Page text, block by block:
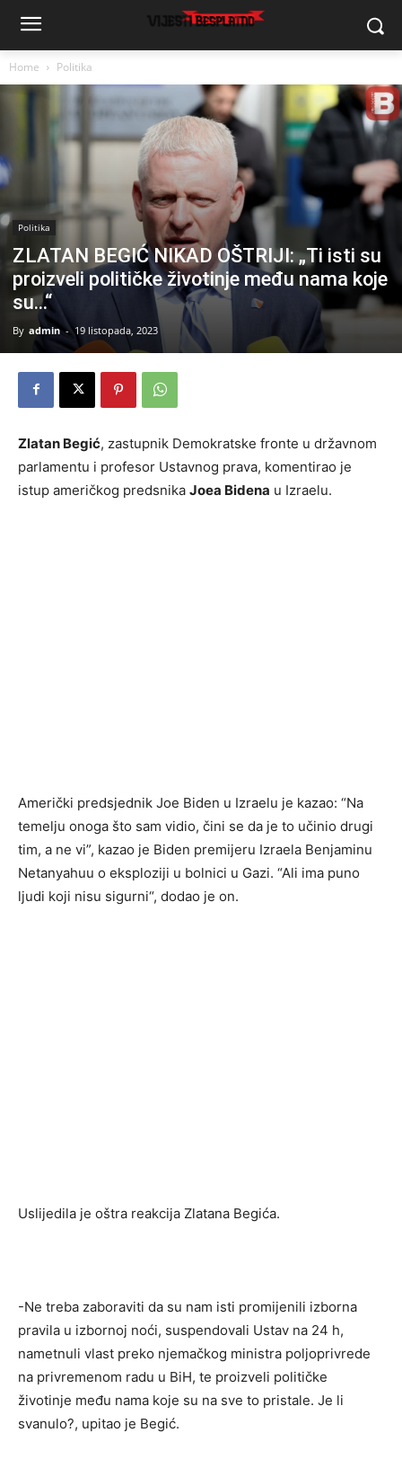
Home Politika
Politika
ZLATAN BEGIĆ NIKAD OŠTRIJI: „Ti isti su
proizveli političke životinje među nama koje
su…“
By admin - 19 listopada, 2023
Zlatan Begić, zastupnik Demokratske fronte u državnom
parlamentu i profesor Ustavnog prava, komentirao je
istup američkog predsnika Joea Bidena u Izraelu.
Američki predsjednik Joe Biden u Izraelu je kazao: “Na
temelju onoga što sam vidio, čini se da je to učinio drugi
tim, a ne vi”, kazao je Biden premijeru Izraela Benjaminu
Netanyahuu o eksploziji u bolnici u Gazi. “Ali ima puno
ljudi koji nisu sigurni“, dodao je on.
Uslijedila je oštra reakcija Zlatana Begića.
-Ne treba zaboraviti da su nam isti promijenili izborna
pravila u izbornoj noći, suspendovali Ustav na 24 h,
nametnuli vlast preko njemačkog ministra poljoprivrede
na privremenom radu u BiH, te proizveli političke
životinje među nama koje su na sve to pristale. Je li
svanulo?, upitao je Begić.